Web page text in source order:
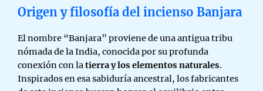
Origen y filosofía del incienso Banjara
El nombre “Banjara” proviene de una antigua tribu
nómada de la India, conocida por su profunda
conexión con latierra y los elementos naturales.
Inspirados en esa sabiduría ancestral, los fabricantes